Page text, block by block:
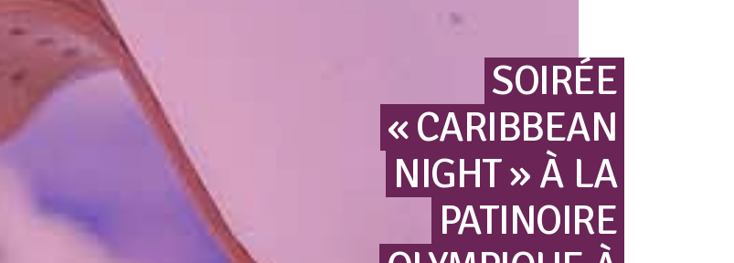
SOIRÉE
« CARIBBEAN
NIGHT » À LA
PATINOIRE